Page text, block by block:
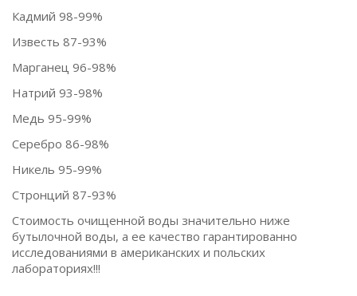
Кадмий 98-99%
Известь 87-93%
Марганец 96-98%
Натрий 93-98%
Медь 95-99%
Серебро 86-98%
Никель 95-99%
Стронций 87-93%
Стоимость очищенной воды значительно ниже
бутылочной воды, а ее качество гарантированно
исследованиями в американских и польских
лабораториях!!!